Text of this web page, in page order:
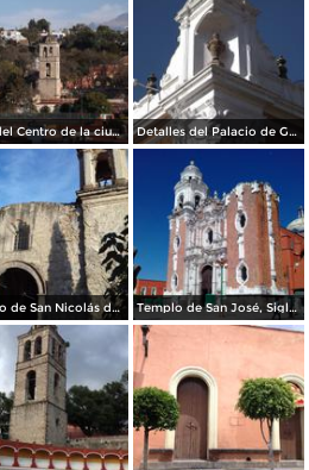
Vista del Centro de la ciudad de Tlaxcala. Diciembre/2017 Detalles del Palacio de Gobierno de Tlaxcala. Diciembre/2017
Templo de San Nicolás de Bari. Diciembre/2017 Templo de San José, Siglo XVII. Agosto/2017